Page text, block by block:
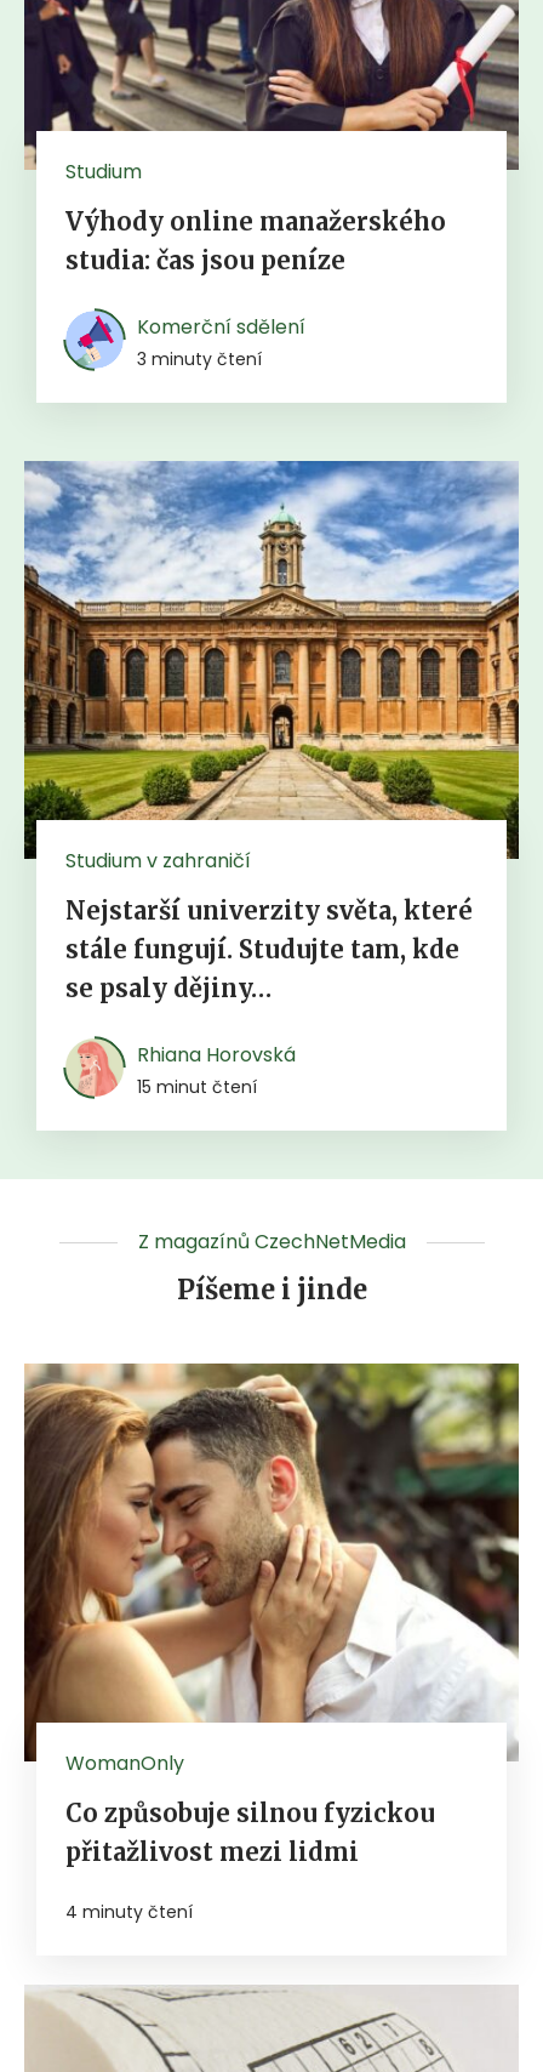
Studium
Výhody online manažerského
studia: čas jsou peníze
Komerční sdělení
3 minuty čtení
Studium v zahraničí
Nejstarší univerzity světa, které
stále fungují. Studujte tam, kde
se psaly dějiny…
Rhiana Horovská
15 minut čtení
Z magazínů CzechNetMedia
Píšeme i jinde
WomanOnly
Co způsobuje silnou fyzickou
přitažlivost mezi lidmi
4 minuty čtení